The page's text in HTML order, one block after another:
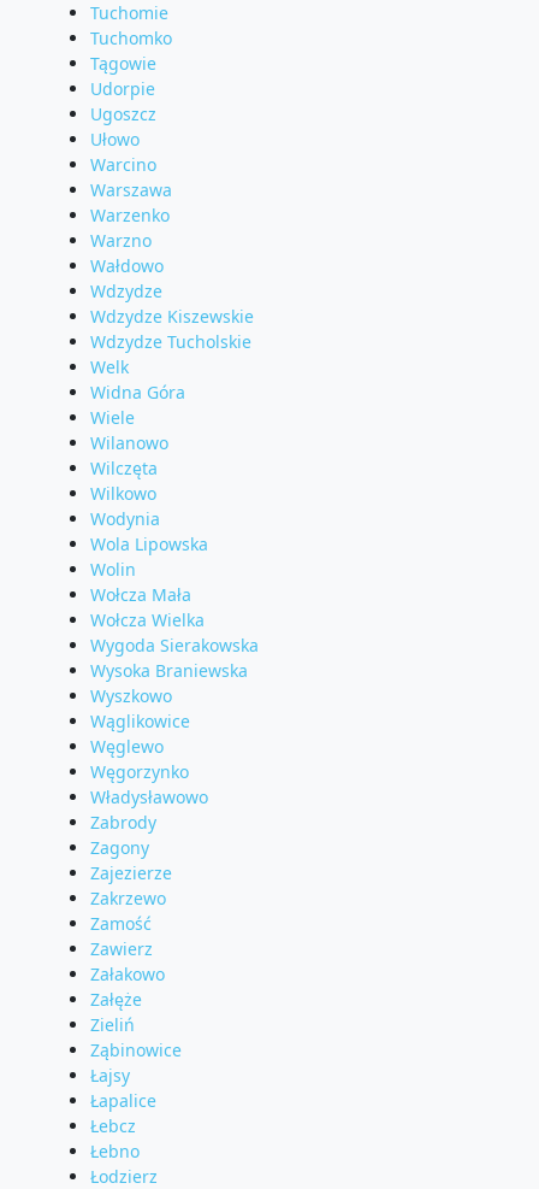
Tuchomie
Tuchomko
Tągowie
Udorpie
Ugoszcz
Ułowo
Warcino
Warszawa
Warzenko
Warzno
Wałdowo
Wdzydze
Wdzydze Kiszewskie
Wdzydze Tucholskie
Welk
Widna Góra
Wiele
Wilanowo
Wilczęta
Wilkowo
Wodynia
Wola Lipowska
Wolin
Wołcza Mała
Wołcza Wielka
Wygoda Sierakowska
Wysoka Braniewska
Wyszkowo
Wąglikowice
Węglewo
Węgorzynko
Władysławowo
Zabrody
Zagony
Zajezierze
Zakrzewo
Zamość
Zawierz
Załakowo
Załęże
Zieliń
Ząbinowice
Łajsy
Łapalice
Łebcz
Łebno
Łodzierz